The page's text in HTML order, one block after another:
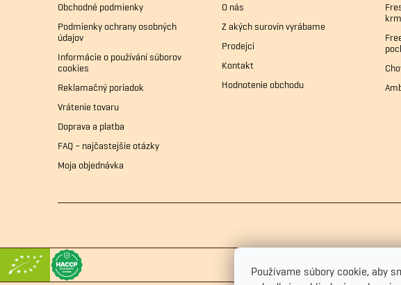
Používame súbory cookie, aby
Obchodné podmienky
Podmienky ochrany osobných
údajov
Informácie o používání súborov
cookies
Reklamačný poriadok
Vrátenie tovaru
Doprava a platba
FAQ – najčastejšie otázky
Moja objednávka
O nás
Z akých surovín vyrábame
Prodejci
Kontakt
Hodnotenie obchodu